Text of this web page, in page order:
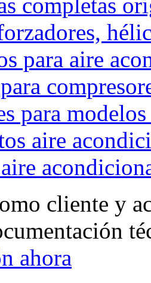
completas
para aire
para
aire
cliente y
ahora